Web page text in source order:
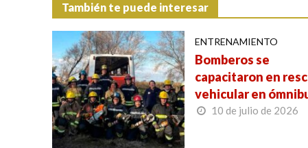
También te puede interesar
ENTRENAMIENTO
Bomberos se
capacitaron en
vehicular en
10 de julio de 2026